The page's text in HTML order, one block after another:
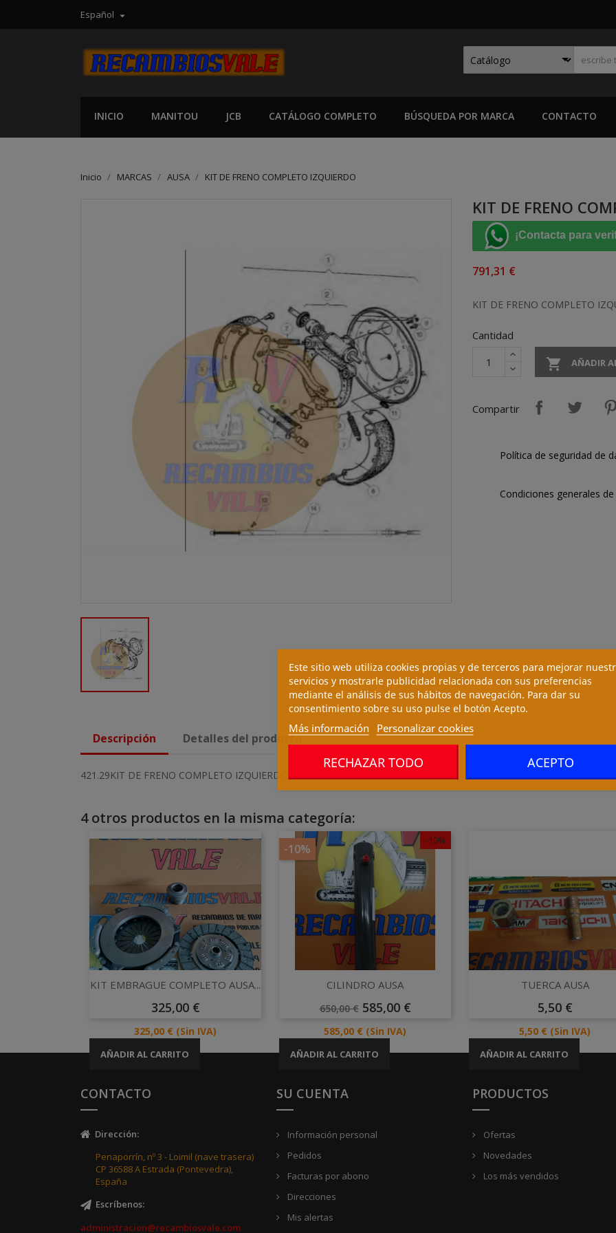
Español 
INICIO MANITOU JCB CATÁLOGO COMPLETO BÚSQUEDA POR MARCA CONTACTO
Inicio MARCAS AUSA KIT DE FRENO COMPLETO IZQUIERDO
KIT DE FRENO
¡Contacta para
791,31 €
KIT DE FRENO COMPLETO
Cantidad
 AÑADIR
Compartir
Política de seguridad de
Condiciones generales
Descripción Detalles del producto
421.29KIT DE FRENO COMPLETO IZQUIERDO
4 otros productos en la misma categoría:
Vista rápida
KIT EMBRAGUE COMPLETO AUSA...
Precio
325,00 €
Precio
325,00 € (Sin IVA)
AÑADIR AL CARRITO
-10%
-10%
Vista rápida
CILINDRO AUSA
Precio
650,00 € Precio
585,00 €
Precio
585,00 € (Sin IVA)
AÑADIR AL CARRITO
Vista rápida
TUERCA AUSA
Precio
5,50 €
Precio
5,50 € (Sin IVA)
AÑADIR AL CARRITO
CONTACTO
Dirección:
Penaporrín, nº 3 - Loimil (nave trasera)
CP 36588 A Estrada (Pontevedra),
España
Escríbenos:
administracion@recambiosvale.com
SU CUENTA
Información personal
Pedidos
Facturas por abono
Direcciones
Mis alertas
PRODUCTOS
Ofertas
Novedades
Los más vendidos
Este sitio web utiliza cookies propias y de terceros para mejorar
servicios y mostrarle publicidad relacionada con sus preferencias
mediante el análisis de sus hábitos de navegación. Para dar su
consentimiento sobre su uso pulse el botón Acepto.
Más información Personalizar cookies
RECHAZAR TODO ACEPTO